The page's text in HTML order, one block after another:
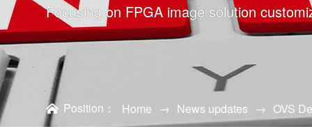
Focusing on FPGA image solution
Position： Home → News updates → OVS